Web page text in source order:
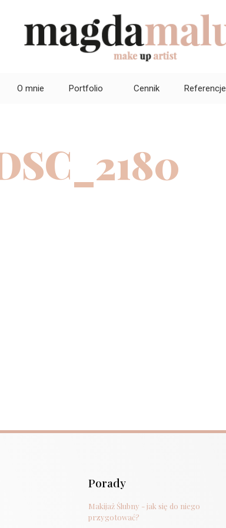
O mnie Portfolio Cennik Referencje
Porady
Makijaż Ślubny - jak się do niego
przygotować?